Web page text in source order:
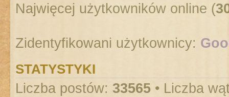
Najwięcej użytkowników online (
Zidentyfikowani użytkownicy:
STATYSTYKI
Liczba postów: 33565 • Liczba